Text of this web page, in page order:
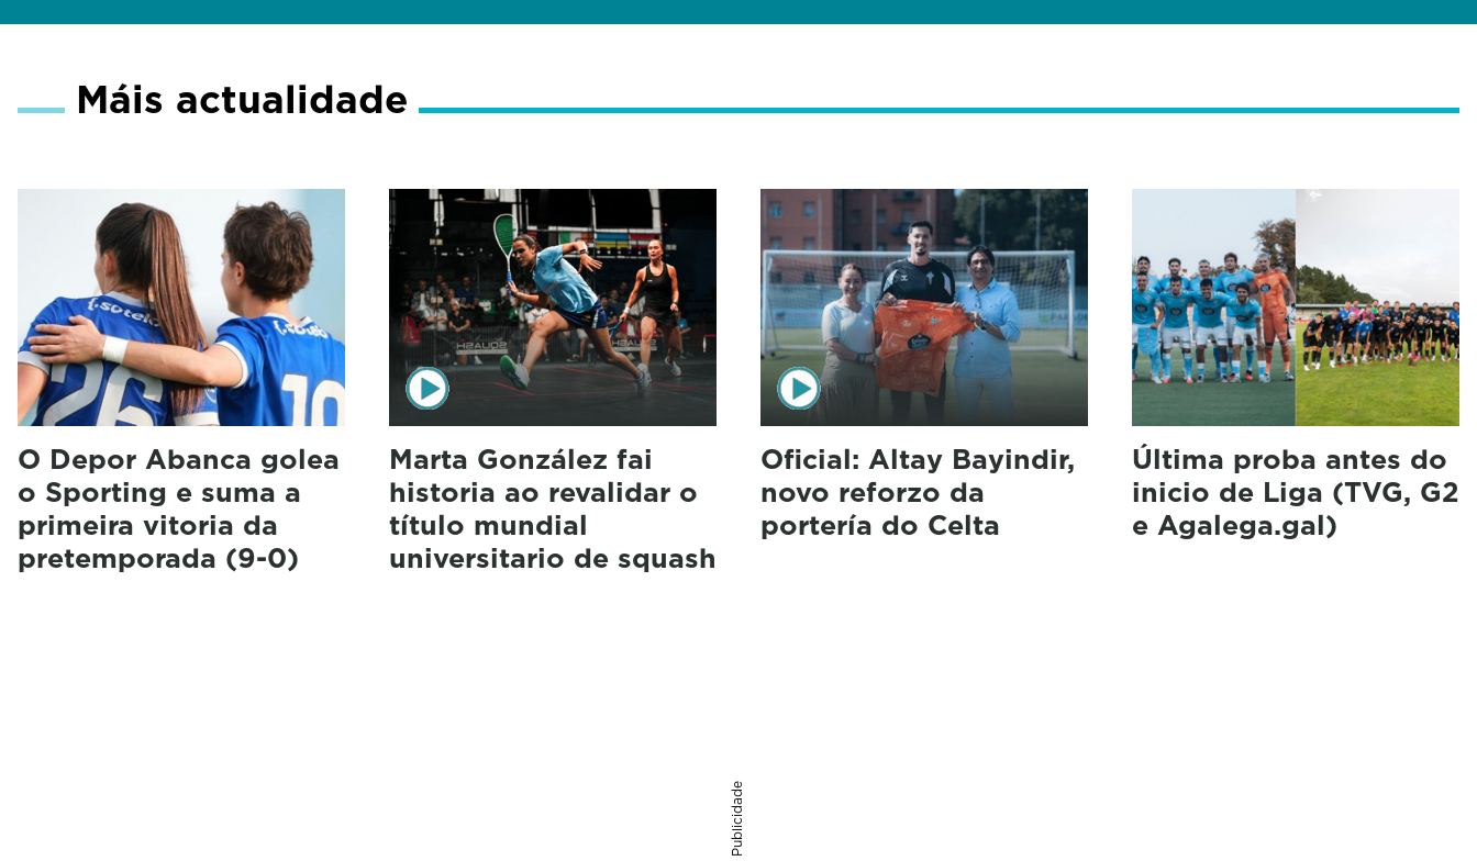
Máis actualidade
O Depor Abanca golea
o Sporting e suma a
primeira vitoria da
pretemporada (9-0)
Marta González fai
historia ao revalidar o
título mundial
universitario de squash
Oficial: Altay Bayindir,
novo reforzo da
portería do Celta
Última proba antes do
inicio de Liga (TVG, G2
e Agalega.gal)
Publicidade